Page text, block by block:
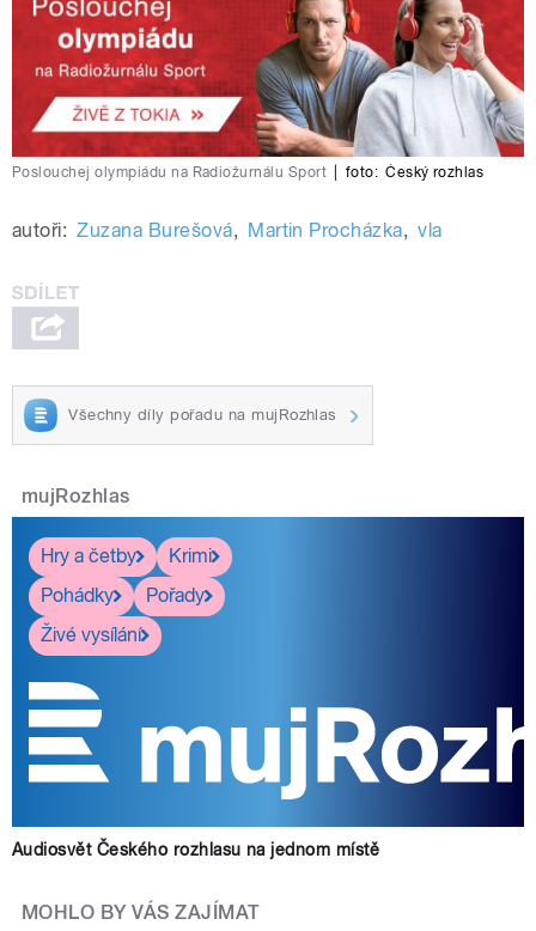
Poslouchej olympiádu na Radiožurnálu Sport foto: Český rozhlas
autoři: Zuzana Burešová, Martin Procházka, vla
Všechny díly pořadu na mujRozhlas
mujRozhlas
Hry a četby
Krimi
Pohádky
Pořady
Živé vysílání
Audiosvět Českého rozhlasu na jednom místě
MOHLO BY VÁS ZAJÍMAT